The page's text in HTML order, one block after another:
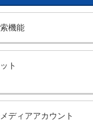
機能
ト
ディアアカウント